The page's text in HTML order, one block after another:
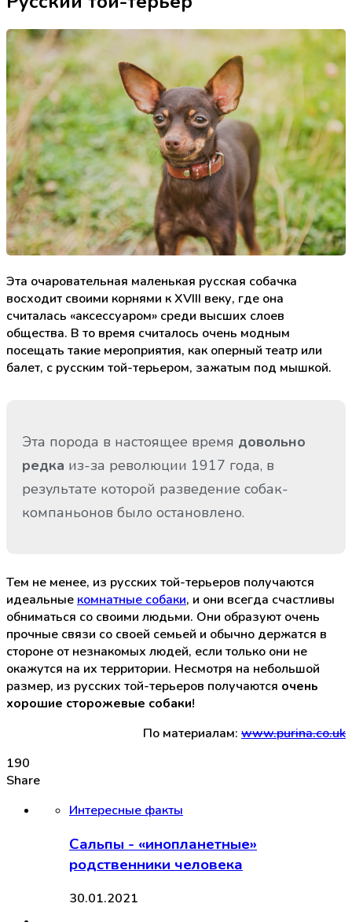
Эта очаровательная маленькая русская собачка
восходит своими корнями к XVIII веку, где она
считалась «аксессуаром» среди высших слоев
общества. В то время считалось очень модным
посещать такие мероприятия, как оперный театр или
балет, с русским той-терьером, зажатым под мышкой.
Эта порода в настоящее время довольно
редка из-за революции 1917 года, в
результате которой разведение собак-
компаньонов было остановлено.
Тем не менее, из русских той-терьеров получаются
идеальныекомнатные собаки, и они всегда счастливы
обниматься со своими людьми. Они образуют очень
прочные связи со своей семьей и обычно держатся в
стороне от незнакомых людей, если только они не
окажутся на их территории. Несмотря на небольшой
размер, из русских той-терьеров получаются очень
хорошие сторожевые собаки!
По материалам: www.purina.co.uk
190
Share
Интересные факты
Сальпы - «инопланетные»
родственники человека
30.01.2021